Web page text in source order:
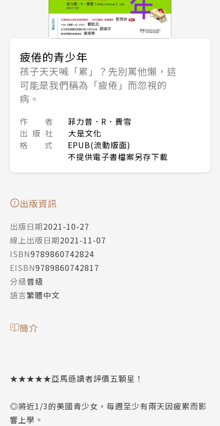
疲倦的青少年
孩子天天喊「累」？先別罵他懶，這
可能是我們稱為「疲倦」而忽視的
病。
作 者
菲力普．R．費雪
出 版 社
大是文化
格 式
EPUB(流動版面)
不提供電子書檔案另存下載
出版資訊
出版日期2021-10-27
線上出版日期2021-11-07
ISBN9789860742824
EISBN9789860742817
分級普級
語言繁體中文
簡介
★★★★★亞馬遜讀者評價五顆星！
◎將近1/3的美國青少女，每週至少有兩天因疲累而影
響上學。